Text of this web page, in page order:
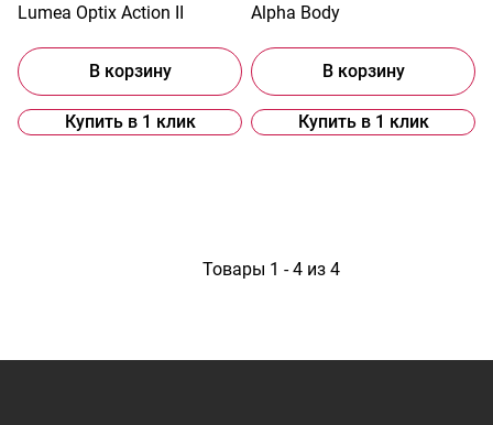
Lumea Optix Action II
В корзину
Купить в 1 клик
Alpha Body
В корзину
Купить в 1 клик
Товары 1 - 4 из 4